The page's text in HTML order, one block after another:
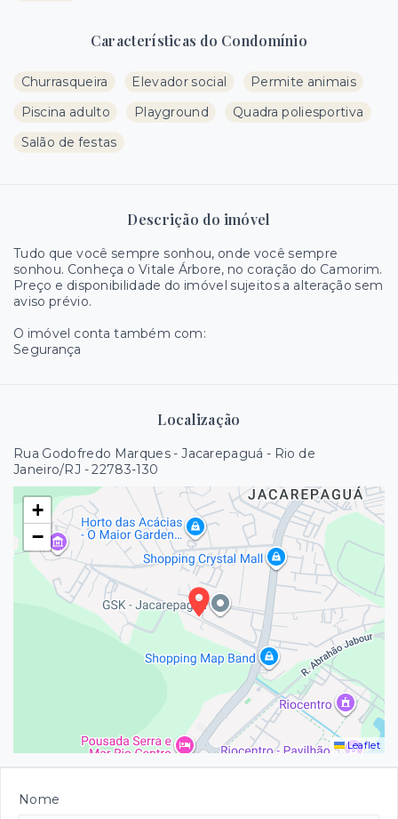
Características do Condomínio
Churrasqueira Elevador social
Permite animais
Piscina adulto
Playground
Quadra poliesportiva
Salão de festas
Descrição do imóvel
Tudo que você sempre sonhou, onde você sempre
sonhou. Conheça o Vitale Árbore, no coração do Camorim.
Preço e disponibilidade do imóvel sujeitos a alteração sem
aviso prévio.
O imóvel conta também com:
Segurança
Localização
Rua Godofredo Marques - Jacarepaguá - Rio de
Janeiro/RJ - 22783-130
+
−
Leaflet
Nome